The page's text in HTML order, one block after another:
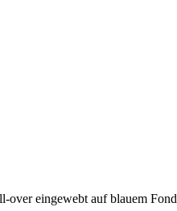
over eingewebt auf blauem Fond